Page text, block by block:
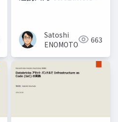
ミラー化カタログ
Satoshi
ENOMOTO
663